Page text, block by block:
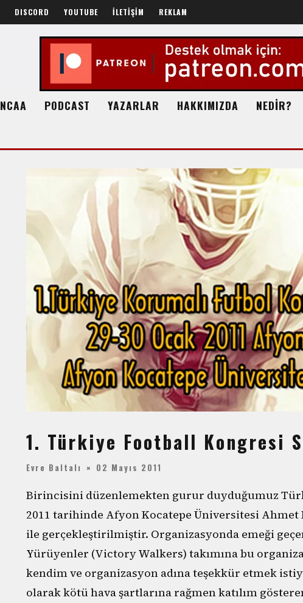
DISCORD YOUTUBE İLETİŞİM REKLAM
NCAA PODCAST YAZARLAR HAKKIMIZDA NEDİR?
1. Türkiye Football Kongresi
Evre Baltalı 02 Mayıs 2011
Birincisini düzenlemekten gurur duyduğumuz
2011 tarihinde Afyon Kocatepe Üniversitesi Ahmet
ile gerçekleştirilmiştir. Organizasyonda emeği
Yürüyenler (Victory Walkers) takımına bu
kendim ve organizasyon adına teşekkür etmek
olarak kötü hava şartlarına rağmen katılım